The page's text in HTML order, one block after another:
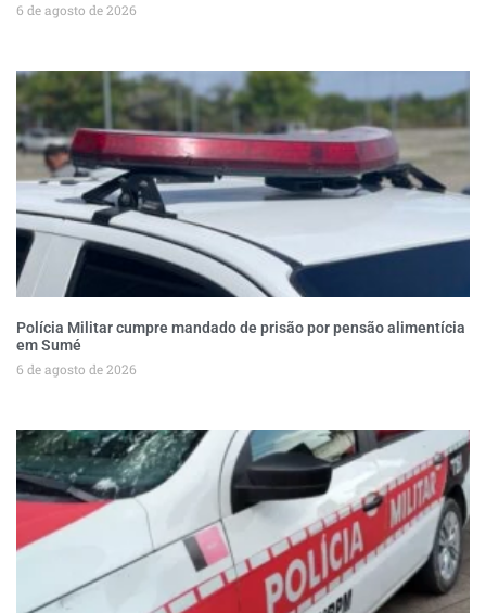
6 de agosto de 2026
Polícia Militar cumpre mandado de prisão por pensão alimentícia
em Sumé
6 de agosto de 2026